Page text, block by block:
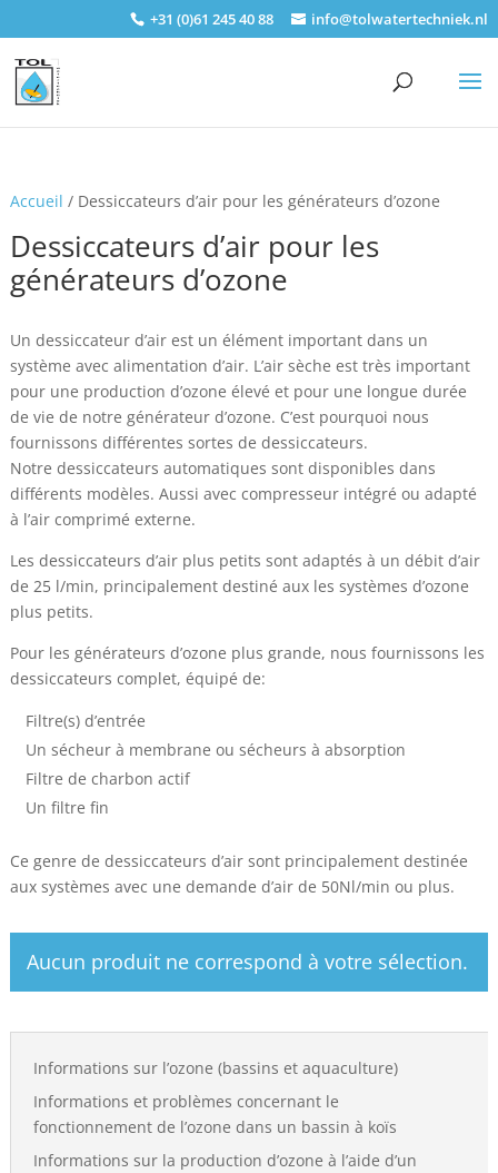
+31 (0)61 245 40 88 info@tolwatertechniek.nl
Accueil / Dessiccateurs d’air pour les générateurs d’ozone
Dessiccateurs d’air pour les
générateurs d’ozone
Un dessiccateur d’air est un élément important dans un
système avec alimentation d’air. L’air sèche est très important
pour une production d’ozone élevé et pour une longue durée
de vie de notre générateur d’ozone. C’est pourquoi nous
fournissons différentes sortes de dessiccateurs.
Notre dessiccateurs automatiques sont disponibles dans
différents modèles. Aussi avec compresseur intégré ou adapté
à l’air comprimé externe.
Les dessiccateurs d’air plus petits sont adaptés à un débit d’air
de 25 l/min, principalement destiné aux les systèmes d’ozone
plus petits.
Pour les générateurs d’ozone plus grande, nous fournissons les
dessiccateurs complet, équipé de:
Filtre(s) d’entrée
Un sécheur à membrane ou sécheurs à absorption
Filtre de charbon actif
Un filtre fin
Ce genre de dessiccateurs d’air sont principalement destinée
aux systèmes avec une demande d’air de 50Nl/min ou plus.
Aucun produit ne correspond à votre sélection.
Informations sur l’ozone (bassins et aquaculture)
Informations et problèmes concernant le
fonctionnement de l’ozone dans un bassin à koïs
Informations sur la production d’ozone à l’aide d’un